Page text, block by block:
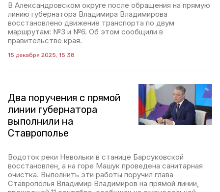
В Александровском округе после обращения на прямую
линию губернатора Владимира Владимирова
восстановлено движение транспорта по двум
маршрутам: №3 и №6. Об этом сообщили в
правительстве края.
15 декабря 2025, 15:38
Два поручения с прямой
линии губернатора
выполнили на
Ставрополье
Водоток реки Невольки в станице Барсуковской
восстановлен, а на горе Машук проведена санитарная
очистка. Выполнить эти работы поручил глава
Ставрополья Владимир Владимиров на прямой линии,